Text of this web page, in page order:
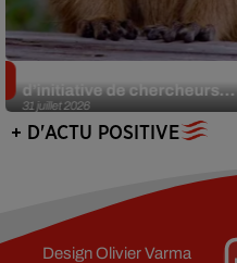
31 juillet 2026
d’initiative de chercheurs...
+ D'ACTU POSITIVE
DesignOlivier Varma